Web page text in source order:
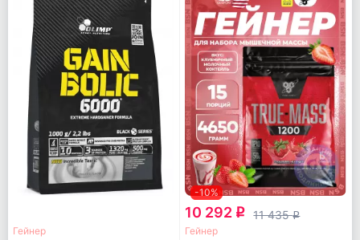
Гейнер
-10%
10 292 q 11 435q
Гейнер